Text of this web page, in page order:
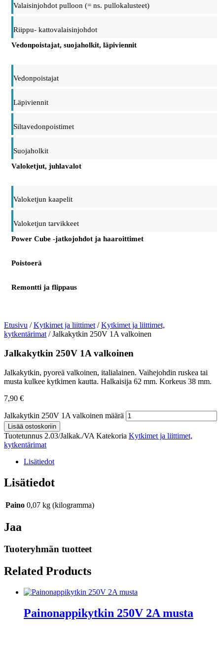
Valaisinjohdot pulloon (= ns. pullokalusteet)
Riippu- kattovalaisinjohdot
Vedonpoistajat, suojaholkit, läpiviennit
Vedonpoistajat
Läpiviennit
Siltavedonpoistimet
Suojaholkit
Valoketjut, juhlavalot
Valoketjun kaapelit
Valoketjun tarvikkeet
Power Cube -jatkojohdot ja haaroittimet
Poistoerä
Remontti ja flippaus
Etusivu /Kytkimet ja liittimet /Kytkimet ja liittimet,
kytkentärimat / Jalkakytkin 250V 1A valkoinen
Jalkakytkin 250V 1A valkoinen
Jalkakytkin, pyoreä valkoinen, italialainen. Vaihejohdin ruskea tai
musta kulkee kytkimen kautta. Halkaisija 62 mm. Korkeus 38 mm.
7,90 €
Jalkakytkin 250V 1A valkoinen määrä
Lisää ostoskoriin
Tuotetunnus 2.03/Jalkak./VA Katekoria Kytkimet ja liittimet,
kytkentärimat
Lisätiedot
Lisätiedot
Paino 0,07 kg (kilogramma)
Jaa
Tuoteryhmän tuotteet
Related Products
Painonappikytkin 250V 2A musta